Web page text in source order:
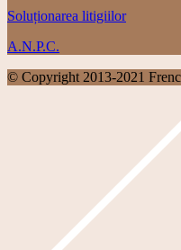
Soluționarea litigiilor
A.N.P.C.
© Copyright 2013-2021